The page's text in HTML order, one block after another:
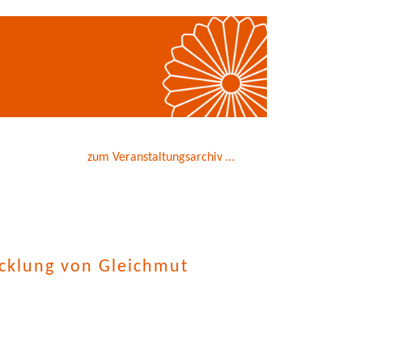
zum Veranstaltungsarchiv …
von Gleichmut